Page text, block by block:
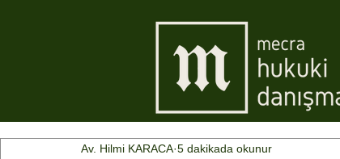
Av. Hilmi KARACA 5 dakikada okunur